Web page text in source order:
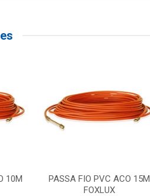
10M
PASSA FIO PVC ACO 15M
FOXLUX